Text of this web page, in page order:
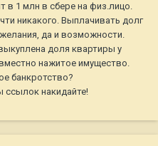
в 1 млн в сбере на физ.лицо.
никакого. Выплачивать долг
да и возможности.
доля квартиры у
нажитое имущество.
банкротство?
ссылок накидайте!